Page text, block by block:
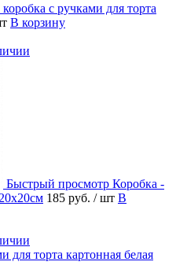
с ручками для торта
В корзину
Быстрый просмотр Коробка -
185 руб. / шт В